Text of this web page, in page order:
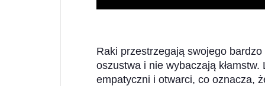
Raki przestrzegają swojego
oszustwa i nie wybaczają
empatyczni i otwarci, co oznacza,